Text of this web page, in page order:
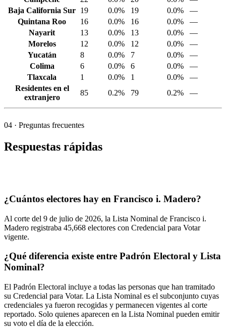
Baja California Sur 19 0.0% 19 0.0%
—
Quintana Roo
16 0.0% 16 0.0%
—
Nayarit
13 0.0% 13 0.0%
—
Morelos
12 0.0% 12 0.0%
—
Yucatán
8 0.0% 7 0.0%
—
Colima
6 0.0% 6 0.0%
—
Tlaxcala
1 0.0% 1 0.0%
—
Residentes en el
extranjero
85 0.2% 79 0.2% —
04 · Preguntas frecuentes
Respuestas rápidas
¿Cuántos electores hay en Francisco i. Madero?
Al corte del 9 de julio de 2026, la Lista Nominal de Francisco i.
Madero registraba 45,668 electores con Credencial para Votar
vigente.
¿Qué diferencia existe entre Padrón Electoral y Lista
Nominal?
El Padrón Electoral incluye a todas las personas que han tramitado
su Credencial para Votar. La Lista Nominal es el subconjunto cuyas
credenciales ya fueron recogidas y permanecen vigentes al corte
reportado. Solo quienes aparecen en la Lista Nominal pueden emitir
su voto el día de la elección.